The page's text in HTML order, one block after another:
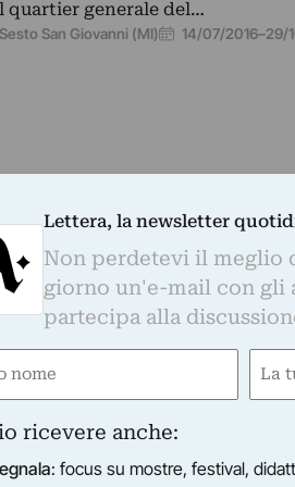
quartier generale del…
Sesto San Giovanni (MI) 14/07/2016–29/
- Trans Limite
Lettera, la newsletter
Non perdetevi il meglio
giorno un'e-mail con gli
partecipa alla
Email
ricevere anche:
: focus su mostre, festival,